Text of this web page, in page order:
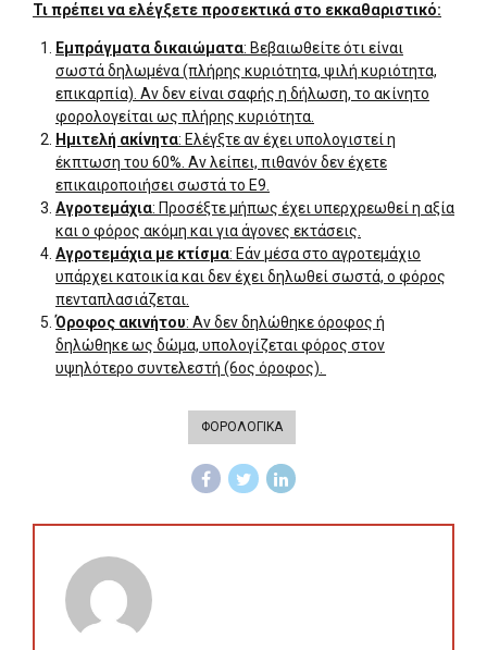
Τι πρέπει να ελέγξετε προσεκτικά στο εκκαθαριστικό:
Εμπράγματα δικαιώματα: Βεβαιωθείτε ότι είναι
σωστά δηλωμένα (πλήρης κυριότητα, ψιλή κυριότητα,
επικαρπία). Αν δεν είναι σαφής η δήλωση, το ακίνητο
φορολογείται ως πλήρης κυριότητα.
Ημιτελή ακίνητα: Ελέγξτε αν έχει υπολογιστεί η
έκπτωση του 60%. Αν λείπει, πιθανόν δεν έχετε
επικαιροποιήσει σωστά το Ε9.
Αγροτεμάχια: Προσέξτε μήπως έχει υπερχρεωθεί η αξία
και ο φόρος ακόμη και για άγονες εκτάσεις.
Αγροτεμάχια με κτίσμα: Εάν μέσα στο αγροτεμάχιο
υπάρχει κατοικία και δεν έχει δηλωθεί σωστά, ο φόρος
πενταπλασιάζεται.
Όροφος ακινήτου: Αν δεν δηλώθηκε όροφος ή
δηλώθηκε ως δώμα, υπολογίζεται φόρος στον
υψηλότερο συντελεστή (6ος όροφος).
ΦΟΡΟΛΟΓΙΚΑ